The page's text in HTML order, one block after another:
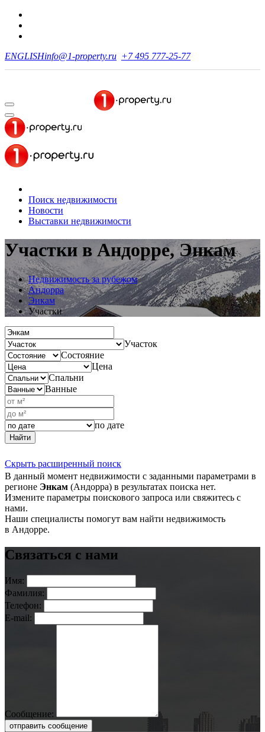
ENGLISHinfo@1-property.ru +7 495 777-25-77
Поиск недвижимости
Новости
Выставки недвижимости
Участки в Андорре, Энкам
Недвижимость за рубежом
Андорра
Энкам
Участки
Участок
Состояние
Цена
Спальни
Ванные
по дате
Найти
Скрыть расширенный поиск
В данный момент недвижимости с заданными параметрами в
регионе Энкам (Андорра) в результатах поиска нет.
Измените параметры поискового запроса или свяжитесь с
нами.
Наши специалисты помогут вам найти недвижимость
в Андорре.
Связаться с нами
Имя:
Фамилия:
Телефон:
E-mail:
Сообщение:
отправить сообщение